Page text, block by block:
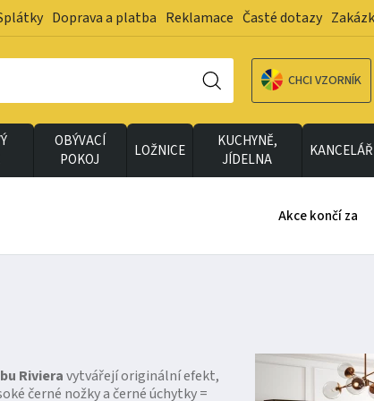
Doprava a platba Reklamace Časté dotazy
CHCI VZORNÍK
OBÝVACÍ
POKOJ
LOŽNICE
KUCHYNĚ,
JÍDELNA
KANCELÁŘ
Akce končí za
Rivieravytvářejí originální efekt,
černé nožky a černé úchytky =